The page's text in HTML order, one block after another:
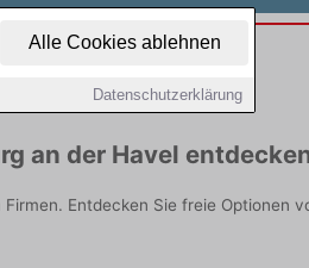
Alle Cookies ablehnen
Datenschutzerklärung
an der Havel
Entdecken Sie freie Optionen